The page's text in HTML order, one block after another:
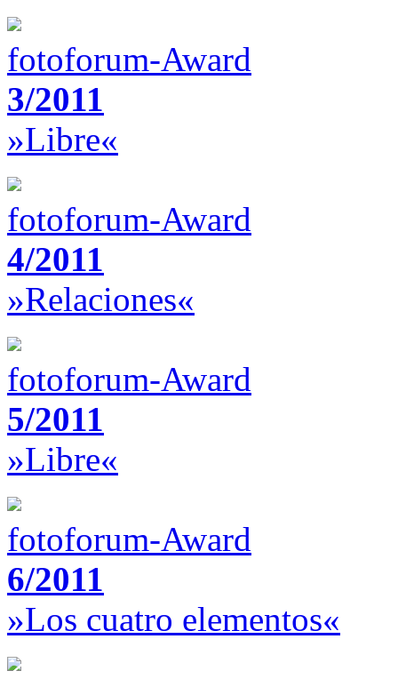
fotoforum-Award
3/2011
»Libre«
fotoforum-Award
4/2011
»Relaciones«
fotoforum-Award
5/2011
»Libre«
fotoforum-Award
6/2011
»Los cuatro elementos«